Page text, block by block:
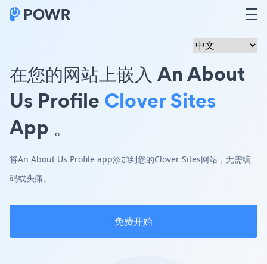
在您的网站上嵌入 An About
Us Profile Clover Sites
App 。
将An About Us Profile app添加到您的Clover Sites网站，无需编
码或头痛。
免费开始